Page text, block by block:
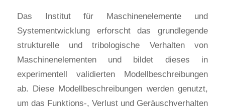
Das Institut für Maschinenelemente und
Systementwicklung erforscht das grundlegende
strukturelle und tribologische Verhalten von
Maschinenelementen und bildet dieses in
experimentell validierten Modellbeschreibungen
ab. Diese Modellbeschreibungen werden genutzt,
um das Funktions-, Verlust und Geräuschverhalten